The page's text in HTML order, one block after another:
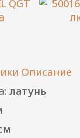
Описание
латунь